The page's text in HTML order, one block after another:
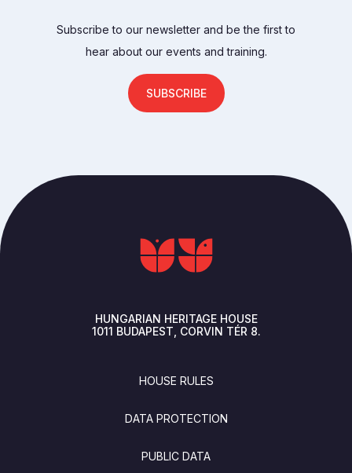
Subscribe to our newsletter and be the first to
hear about our events and training.
SUBSCRIBE
HUNGARIAN HERITAGE HOUSE
1011 BUDAPEST CORVIN TÉR 8.
HOUSE RULES
DATA PROTECTION
PUBLIC DATA